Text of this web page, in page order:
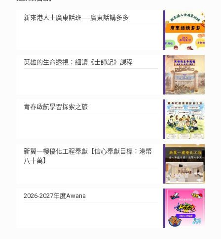
新來港人士廣東話班──廣東話講多多
英雄的生命透視：細讀《士師記》課程
青春啟航學習探索之旅
新翼一樓優化工程奉獻【信心奉獻目標：港幣
八十萬】
2026-2027年度Awana